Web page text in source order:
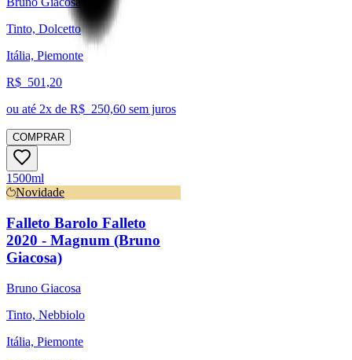
Tinto, Dolcetto
Itália, Piemonte
R$ 501,20
ou até 2x de R$ 250,60 sem juros
COMPRAR
1500ml
Novidade
Falleto Barolo Falleto
2020 - Magnum (Bruno
Giacosa)
Bruno Giacosa
Tinto, Nebbiolo
Itália, Piemonte